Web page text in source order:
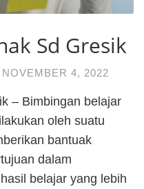
Sd Gresik
NOVEMBER 4, 2022
– Bimbingan belajar
oleh suatu
bantuak
dalam
belajar yang lebih